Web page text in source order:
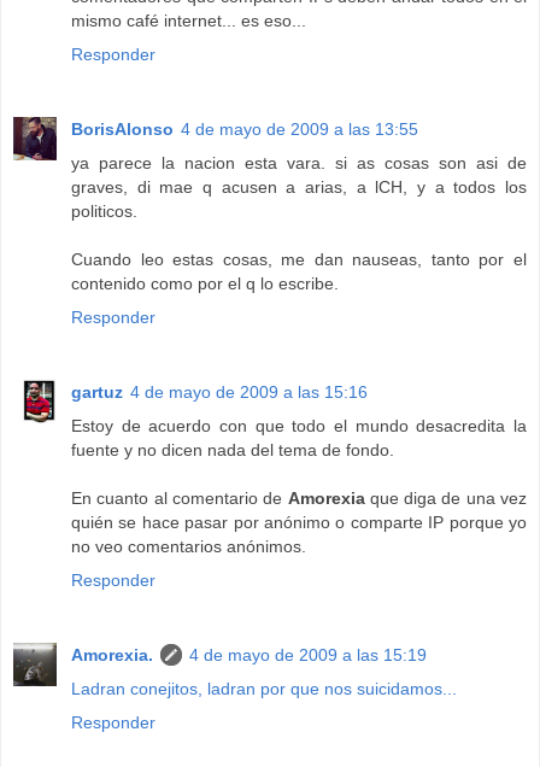
mismo café internet... es eso...
Responder
BorisAlonso 4 de mayo de 2009 a las 13:55
ya parece la nacion esta vara. si as cosas son asi de
graves, di mae q acusen a arias, a lCH, y a todos los
politicos.
Cuando leo estas cosas, me dan nauseas, tanto por el
contenido como por el q lo escribe.
Responder
gartuz 4 de mayo de 2009 a las 15:16
Estoy de acuerdo con que todo el mundo desacredita la
fuente y no dicen nada del tema de fondo.
En cuanto al comentario de Amorexia que diga de una vez
quién se hace pasar por anónimo o comparte IP porque yo
no veo comentarios anónimos.
Responder
Amorexia.
4 de mayo de 2009 a las 15:19
Ladran conejitos, ladran por que nos suicidamos...
Responder